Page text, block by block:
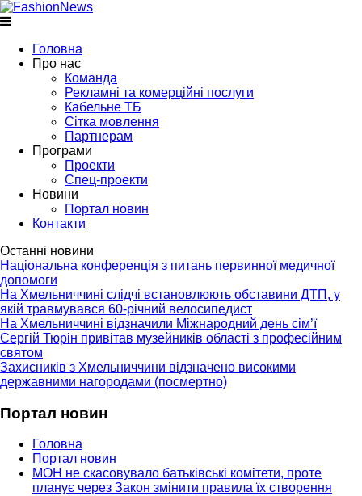
Головна
Про нас
Команда
Рекламні та комерційні послуги
Кабельне ТБ
Сітка мовлення
Партнерам
Програми
Проекти
Спец-проекти
Новини
Портал новин
Контакти
Останні новини
Національна конференція з питань первинної медичної
допомоги
На Хмельниччині слідчі встановлюють обставини ДТП, у
якій травмувався 60-річний велосипедист
На Хмельниччині відзначили Міжнародний день сім’ї
Сергій Тюрін привітав музейників області з професійним
святом
Захисників з Хмельниччини відзначено високими
державними нагородами (посмертно)
Портал новин
Головна
Портал новин
МОН не скасовувало батьківські комітети, проте
планує через Закон змінити правила їх створення